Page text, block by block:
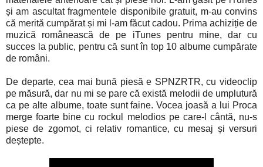
și am ascultat fragmentele disponibile gratuit, m-au convins
că merită cumpărat și mi l-am făcut cadou. Prima achiziție de
muzică românească de pe iTunes pentru mine, dar cu
succes la public, pentru că sunt în top 10 albume cumpărate
de români.
De departe, cea mai bună piesă e SPNZRTR, cu videoclip
pe măsură, dar nu mi se pare că există melodii de umplutură
ca pe alte albume, toate sunt faine. Vocea joasă a lui Proca
merge foarte bine cu rockul melodios pe care-l cântă, nu-s
piese de zgomot, ci relativ romantice, cu mesaj și versuri
deștepte.